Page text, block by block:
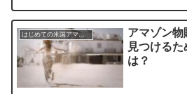
はじめての米国アマゾン物販
アマゾン物
見つける
は？